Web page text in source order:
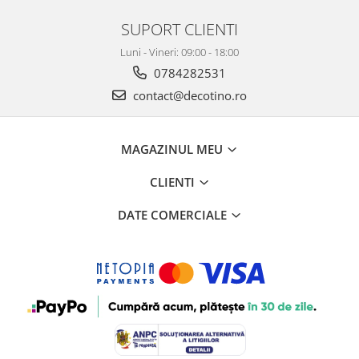
SUPORT CLIENTI
Luni - Vineri: 09:00 - 18:00
0784282531
contact@decotino.ro
MAGAZINUL MEU
CLIENTI
DATE COMERCIALE